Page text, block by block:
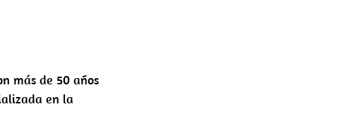
más de 50 años
en la